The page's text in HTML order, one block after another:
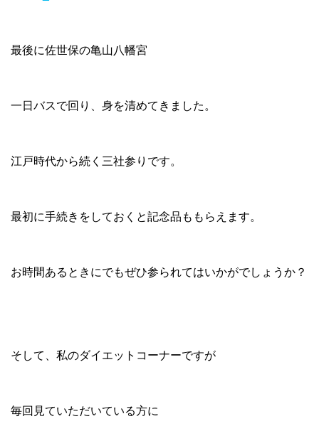
最後に佐世保の亀山八幡宮
一日バスで回り、身を清めてきました。
江戸時代から続く三社参りです。
最初に手続きをしておくと記念品ももらえます。
お時間あるときにでもぜひ参られてはいかがでしょうか？
そして、私のダイエットコーナーですが
毎回見ていただいている方に